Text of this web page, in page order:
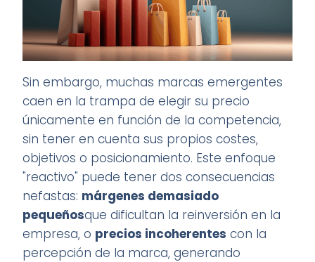
Sin embargo, muchas marcas emergentes
caen en la trampa de elegir su precio
únicamente en función de la competencia,
sin tener en cuenta sus propios costes,
objetivos o posicionamiento. Este enfoque
"reactivo" puede tener dos consecuencias
nefastas: márgenes demasiado
pequeñosque dificultan la reinversión en la
empresa, o precios incoherentes con la
percepción de la marca, generando